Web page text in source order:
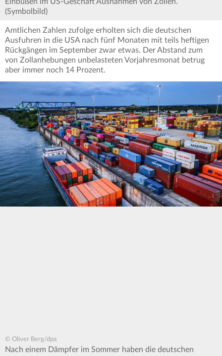
(Symbolbild)
Amtlichen Zahlen zufolge erholten sich die deutschen
Ausfuhren in die USA nach fünf Monaten mit teils heftigen
Rückgängen im September zwar etwas. Der Abstand zum
von Zollanhebungen unbelasteten Vorjahresmonat betrug
aber immer noch 14 Prozent.
© Oliver Berg/dpa
Nach einem Dämpfer im Sommer haben die deutschen